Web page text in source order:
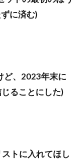
に済む)
ど、2023年末に
ることにした)
トに入れてほし